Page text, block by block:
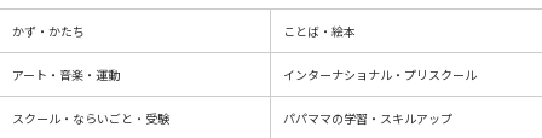
かず・かたち ことば・絵本
アート・音楽・運動 インターナショナル・プリスクール
スクール・ならいごと・受験 パパママの学習・スキルアップ